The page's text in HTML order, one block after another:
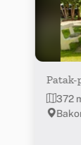
Patak-
372